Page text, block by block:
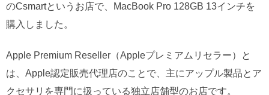
のCsmartというお店で、MacBook Pro 128GB 13インチを
購入しました。
Apple Premium Reseller（Appleプレミアムリセラー）と
は、Apple認定販売代理店のことで、主にアップル製品とア
クセサリを専門に扱っている独立店舗型のお店です。